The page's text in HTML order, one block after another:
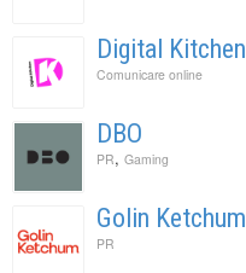
Digital Kitchen
Comunicare online
DBO
PR, Gaming
Golin Ketchum
PR